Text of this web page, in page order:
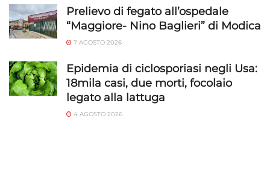
Prelievo di fegato all’ospedale
“Maggiore- Nino Baglieri” di Modica
7 AGOSTO 2026
Epidemia di ciclosporiasi negli Usa:
18mila casi, due morti, focolaio
legato alla lattuga
4 AGOSTO 2026